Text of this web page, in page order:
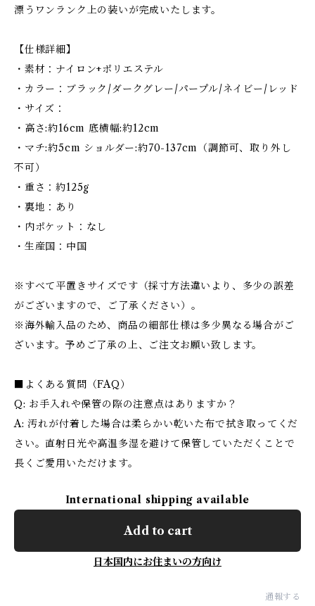
漂うワンランク上の装いが完成いたします。
【仕様詳細】
・素材：ナイロン+ポリエステル
・カラー：ブラック/ダークグレー/パープル/ネイビー/レッド
・サイズ：
・高さ:約16cm 底横幅:約12cm
・マチ:約5cm ショルダー:約70-137cm（調節可、取り外し
不可）
・重さ：約125g
・裏地：あり
・内ポケット：なし
・生産国：中国
※すべて平置きサイズです（採寸方法違いより、多少の誤差
がございますので、ご了承ください）。
※海外輸入品のため、商品の細部仕様は多少異なる場合がご
ざいます。予めご了承の上、ご注文お願い致します。
■よくある質問（FAQ）
Q: お手入れや保管の際の注意点はありますか？
A: 汚れが付着した場合は柔らかい乾いた布で拭き取ってくだ
さい。直射日光や高温多湿を避けて保管していただくことで
長くご愛用いただけます。
International shipping available
Add to cart
日本国内にお住まいの方向け
通報する